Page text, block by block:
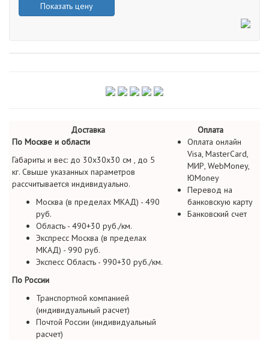
Показать цену
Доставка
Оплата
По Москве и области
Габариты и вес: до 30х30х30 см , до 5
кг. Свыше указанных параметров
рассчитывается индивидуально.
Москва (в пределах МКАД) - 490
руб.
Область - 490+30 руб./км.
Экспресс Москва (в пределах
МКАД) - 990 руб.
Экспесс Область - 990+30 руб./км.
По России
Транспортной компанией
(индивидуальный расчет)
Почтой России (индивидуальный
расчет)
Оплата онлайн
Visa, MasterCard,
МИР, WebMoney,
ЮMoney
Перевод на
банковскую карту
Банковский счет